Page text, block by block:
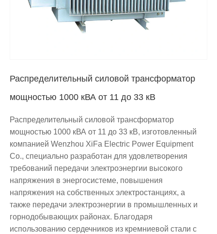
Распределительный силовой трансформатор
мощностью 1000 кВА от 11 до 33 кВ
Распределительный силовой трансформатор
мощностью 1000 кВА от 11 до 33 кВ, изготовленный
компанией Wenzhou XiFa Electric Power Equipment
Co., специально разработан для удовлетворения
требований передачи электроэнергии высокого
напряжения в энергосистеме, повышения
напряжения на собственных электростанциях, а
также передачи электроэнергии в промышленных и
горнодобывающих районах. Благодаря
использованию сердечников из кремниевой стали с